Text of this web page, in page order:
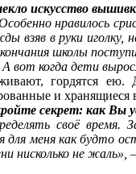
искусство
нравилось
взяв в руки
школы
А вот когда дети
гордятся ею.
и
секрет: как Вы
своё
для меня как
нисколько не жаль»,